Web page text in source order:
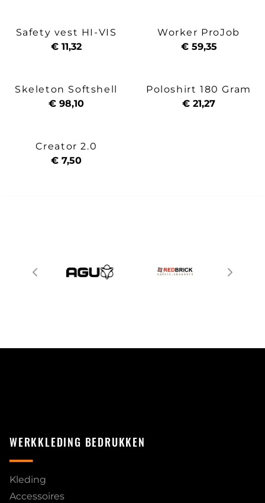
Safety vest HI-VIS
€ 11,32
Worker ProJob
€ 59,35
Skeleton Softshell
€ 98,10
Poloshirt 180 Gram
€ 21,27
Creator 2.0
€ 7,50
WERKKLEDING BEDRUKKEN
Kleding
Accessoires